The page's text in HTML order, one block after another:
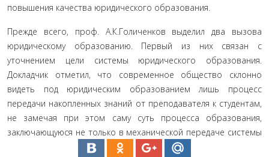
повышения качества юриди­ческого образования.
Прежде всего, проф. А.К.Голиченков выделил два вызова
юридическому образованию. Первый из них связан с
уточнением цели системы юридического образования.
Докладчик отметил, что современное общество склонно
видеть под юридическим образо­ванием лишь процесс
передачи накопленных знаний от преподавателя к студентам,
не замечая при этом саму суть процесса образования,
заключающуюся не только в механической передаче системы
определен­ной информации, но и в приобретении учащими­ся